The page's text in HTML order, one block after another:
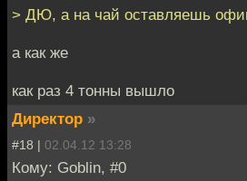
> ДЮ, а на чай оставляешь
а как же
как раз 4 тонны вышло
Директор »
#18 | 02.04.12 13:28
Кому: Goblin, #0